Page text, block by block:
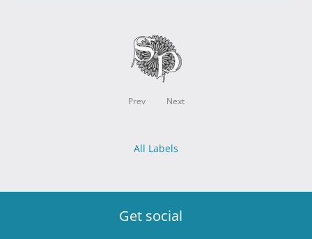
Prev Next
All Labels
Get social